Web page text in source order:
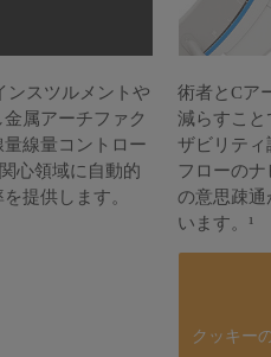
ンスツルメントや
属アーチファク
線量コントロー
心領域に自動的
提供します。
術者とCア
減らすこ
ザビリティ
フローの
の意思疎通
います。¹
クッキー